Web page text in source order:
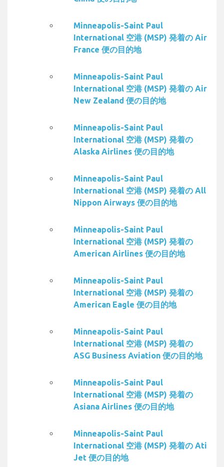
Minneapolis-Saint Paul
International 空港 (MSP) 発着の Air
France 便の目的地
Minneapolis-Saint Paul
International 空港 (MSP) 発着の Air
New Zealand 便の目的地
Minneapolis-Saint Paul
International 空港 (MSP) 発着の
Alaska Airlines 便の目的地
Minneapolis-Saint Paul
International 空港 (MSP) 発着の All
Nippon Airways 便の目的地
Minneapolis-Saint Paul
International 空港 (MSP) 発着の
American Airlines 便の目的地
Minneapolis-Saint Paul
International 空港 (MSP) 発着の
American Eagle 便の目的地
Minneapolis-Saint Paul
International 空港 (MSP) 発着の
ASG Business Aviation 便の目的地
Minneapolis-Saint Paul
International 空港 (MSP) 発着の
Asiana Airlines 便の目的地
Minneapolis-Saint Paul
International 空港 (MSP) 発着の Ati
Jet 便の目的地